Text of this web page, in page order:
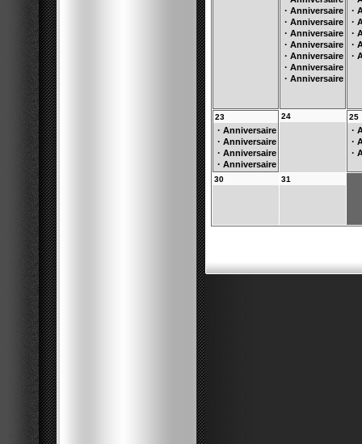
· Anniversaire
· Anniversaire
· Anniversaire
· Anniversaire
· Anniversaire
· Anniversaire
· Anniversaire
·
·
·
·
·
23
· Anniversaire
· Anniversaire
· Anniversaire
· Anniversaire
24 25
·
·
·
30 31